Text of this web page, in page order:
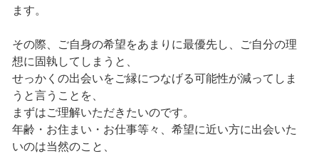
ます。
その際、ご自身の希望をあまりに最優先し、ご自分の理
想に固執してしまうと、
せっかくの出会いをご縁につなげる可能性が減ってしま
うと言うことを、
まずはご理解いただきたいのです。
年齢・お住まい・お仕事等々、希望に近い方に出会いた
いのは当然のこと、